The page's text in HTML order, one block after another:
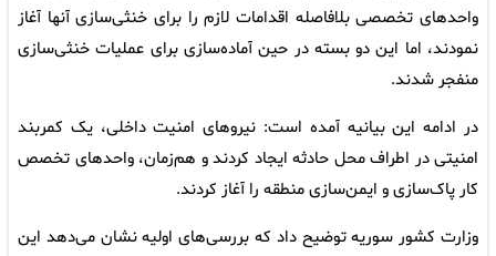
واحد‌های تخصصی بلافاصله اقدامات لازم را برای خنثی‌سازی آنها آغاز
نمودند، اما این دو بسته در حین آماده‌سازی برای عملیات خنثی‌سازی
منفجر شدند.
در ادامه این بیانیه آمده است: نیرو‌های امنیت داخلی، یک کمربند
امنیتی در اطراف محل حادثه ایجاد کردند و هم‌زمان، واحد‌های تخصص
کار پاک‌سازی و ایمن‌سازی منطقه را آغاز کردند.
وزارت کشور سوریه توضیح داد که بررسی‌های اولیه نشان می‌دهد این